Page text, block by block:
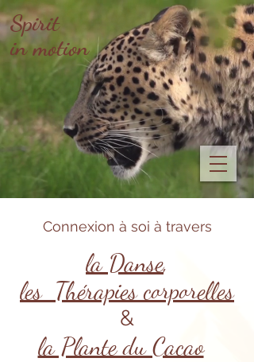
Spirit
in motion
Connexion à soi à travers
la Danse,
les Thérapies corporelles
&
la Plante du Cacao